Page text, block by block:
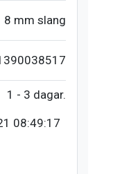
8 mm slang
1 - 3 dagar.
08:49:17